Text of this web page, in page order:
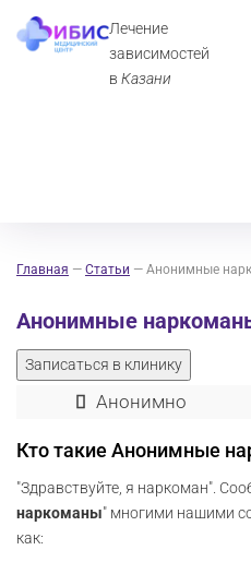
Лечение
зависимостей
в Казани
Главная — Статьи — Анонимные
Анонимные
Записаться в клинику
Анонимно
Кто такие Анонимные
"Здравствуйте, я наркоман".
наркоманы" многими нашими
как: